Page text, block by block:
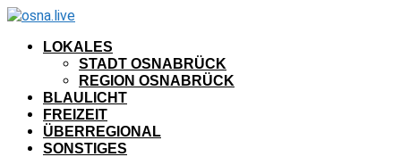
LOKALES
STADT OSNABRÜCK
REGION OSNABRÜCK
BLAULICHT
FREIZEIT
ÜBERREGIONAL
SONSTIGES